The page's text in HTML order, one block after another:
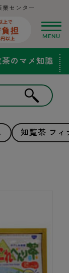
業センター
茶のマメ知識
知覧茶 フィ